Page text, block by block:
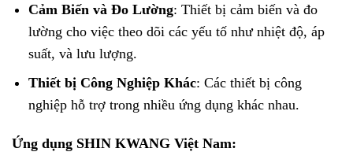
Cảm Biến và Đo Lường: Thiết bị cảm biến và đo
lường cho việc theo dõi các yếu tố như nhiệt độ, áp
suất, và lưu lượng.
Thiết bị Công Nghiệp Khác: Các thiết bị công
nghiệp hỗ trợ trong nhiều ứng dụng khác nhau.
Ứng dụng SHIN KWANG Việt Nam: